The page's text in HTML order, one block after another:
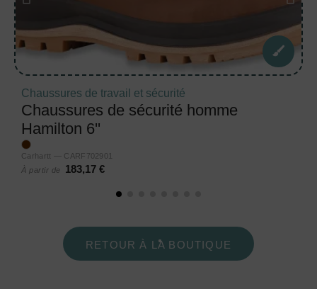
Chaussures de travail et sécurité
Chaussures de sécurité homme
Hamilton 6''
Carhartt — CARF702901
À partir de
183,17 €
RETOUR À LA BOUTIQUE